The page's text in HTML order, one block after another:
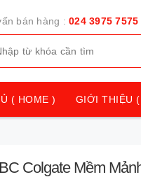
bán hàng : 024 3975 7575
( HOME ) GIỚI THIỆU
BC Colgate Mềm